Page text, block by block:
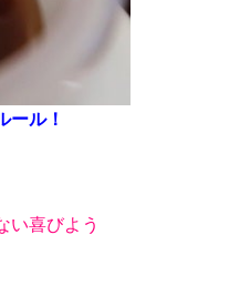
ール！
い喜びよう